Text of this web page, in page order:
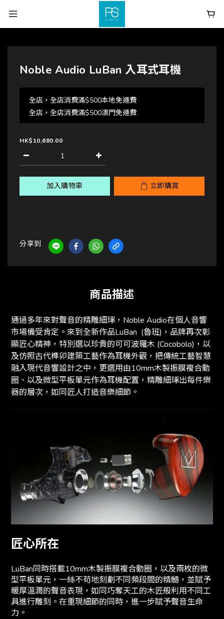
Noble Audio LuBan 入耳式耳機
全店，全店消費滿$500本地免運費
全店，全店消費滿$500澳門免運費
HK$10,680.00
加入購物車 立即購買
分享到
商品描述
通過多年來對聲音的精雕細琢，Noble Audio在個人音響
市場備受肯定。來到全新作品LuBan (魯班)，品牌再次彰
顯匠心精神，特別選以珍貴的可可波羅木 (Cocobolo)，以
及仿照古代榫卯建築工藝作為耳機外觀，把傳統工藝智慧
融入現代音響設計之中，更選用由10mm木製振膜複合動
圈、以及微型平板單元作為耳機配置，精雕細琢出每件樂
器的層次，如同匠人打造音樂細節。
匠心所在
LuBan同時搭載10mm木製振膜複合動圈，以及兩枚的微
型平板單元，一絲不苟地刻劃不同頻段間的精髓，並賦予
暖厚溫潤的聲音表現，如同巧奪天工的木匠般利用不同工
具進行雕刻。在重現細節的同時，進一步賦予聲音生命
力。